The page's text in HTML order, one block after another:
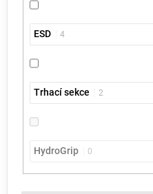
ESD 4
Trhací sekce 2
HydroGrip 0